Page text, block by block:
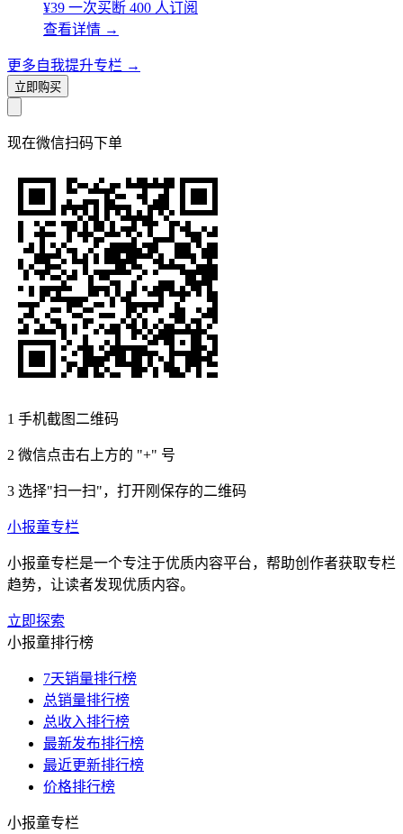
¥39 一次买断 400 人订阅
查看详情 →
更多自我提升专栏 →
立即购买
现在微信扫码下单
1 手机截图二维码
2 微信点击右上方的 "+" 号
3 选择"扫一扫"，打开刚保存的二维码
小报童专栏
小报童专栏是一个专注于优质内容平台，帮助创作者获取专栏
趋势，让读者发现优质内容。
立即探索
小报童排行榜
7天销量排行榜
总销量排行榜
总收入排行榜
最新发布排行榜
最近更新排行榜
价格排行榜
小报童专栏